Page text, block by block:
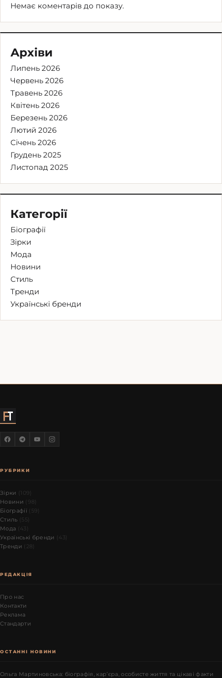
Немає коментарів до показу.
Архіви
Липень 2026
Червень 2026
Травень 2026
Квітень 2026
Березень 2026
Лютий 2026
Січень 2026
Грудень 2025
Листопад 2025
Категорії
Біографії
Зірки
Мода
Новини
Стиль
Тренди
Українські бренди
РУБРИКИ
Зірки (109)
Новини (98)
Біографії (59)
Стиль (55)
Мода (43)
Українські бренди (43)
Тренди (28)
РЕДАКЦІЯ
Про нас
Контакти
Реклама
Стандарти
ОСТАННІ НОВИНИ
Ольга Мартиновська: біографія, кар’єра, особисте життя та цікаві факти